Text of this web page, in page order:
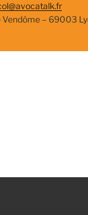
Vendôme – 69003